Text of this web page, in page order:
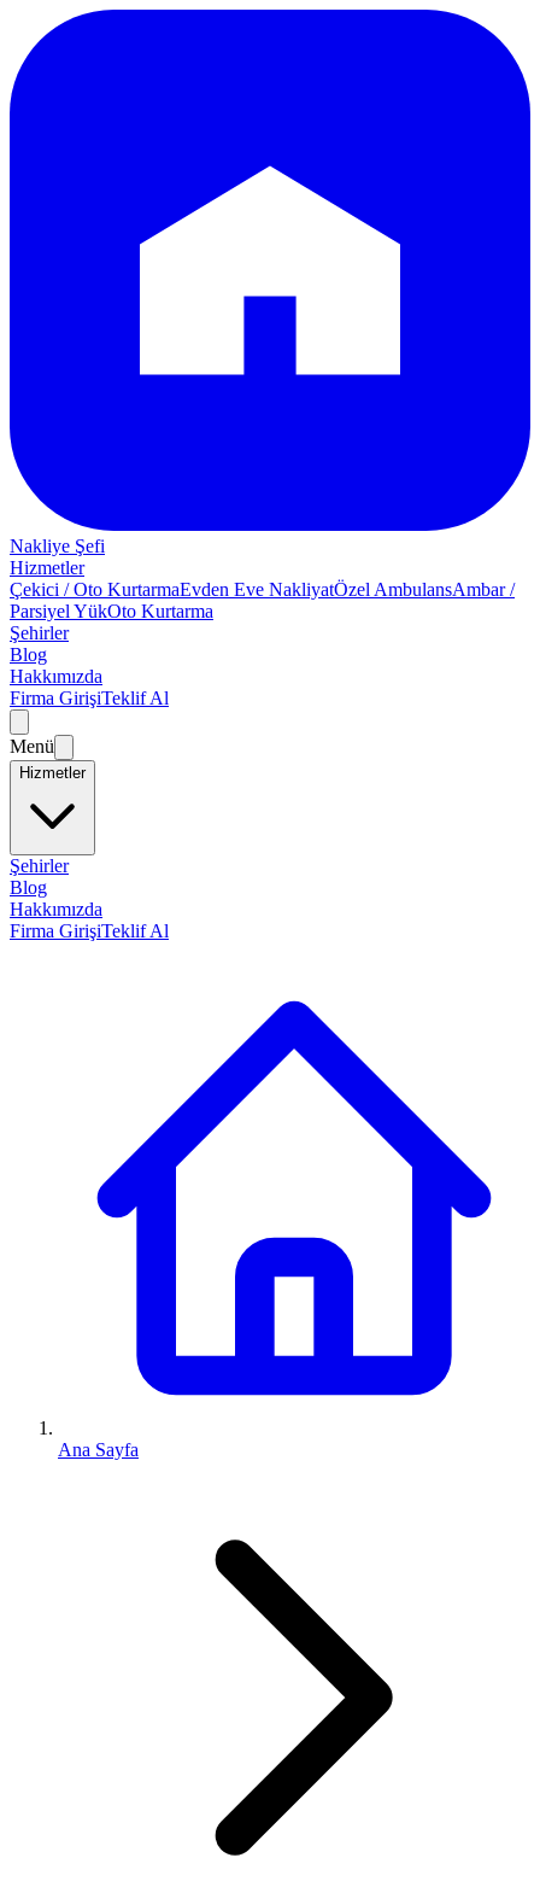
Nakliye Şefi
Hizmetler
Çekici / Oto KurtarmaEvden Eve NakliyatÖzel AmbulansAmbar /
Parsiyel YükOto Kurtarma
Şehirler
Blog
Hakkımızda
Firma GirişiTeklif Al
Menü
Hizmetler
Şehirler
Blog
Hakkımızda
Firma GirişiTeklif Al
Ana Sayfa